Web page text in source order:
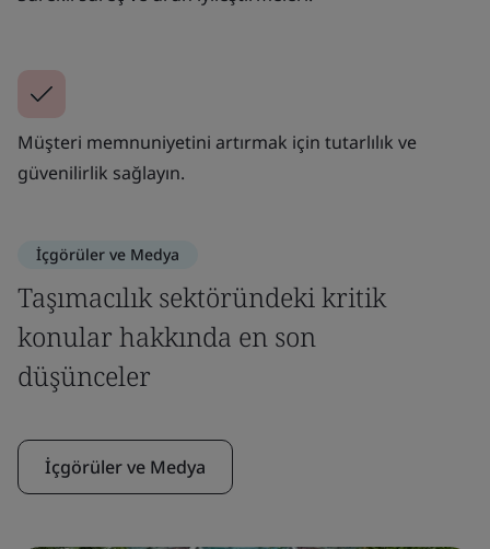
Müşteri memnuniyetini artırmak için tutarlılık ve
güvenilirlik sağlayın.
İçgörüler ve Medya
Taşımacılık sektöründeki kritik
konular hakkında en son
düşünceler
İçgörüler ve Medya